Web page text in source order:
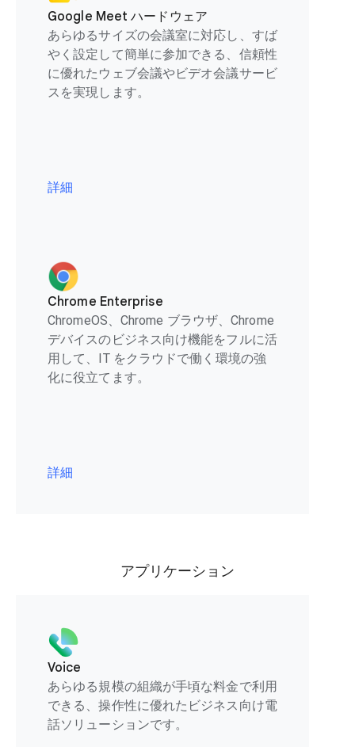
Google Meet ハードウェア
あらゆるサイズの会議室に対応し、すば
やく設定して簡単に参加できる、信頼性
に優れたウェブ会議やビデオ会議サービ
スを実現します。
詳細
Chrome Enterprise
ChromeOS、Chrome ブラウザ、Chrome
デバイスのビジネス向け機能をフルに活
用して、IT をクラウドで働く環境の強
化に役立てます。
詳細
アプリケーション
Voice
あらゆる規模の組織が手頃な料金で利用
できる、操作性に優れたビジネス向け電
話ソリューションです。